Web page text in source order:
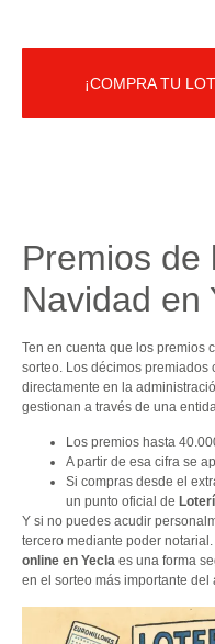
¡COMPRA TU
Premios de
Navidad en
Ten en cuenta que los premios
sorteo. Los décimos premiados
directamente en la
gestionan a través de una
Los premios hasta
A partir de esa cifra se
Si compras desde el
un punto oficial de
Y si no puedes acudir
tercero mediante poder notarial.
online en Yecla es una forma
en el sorteo más importante del